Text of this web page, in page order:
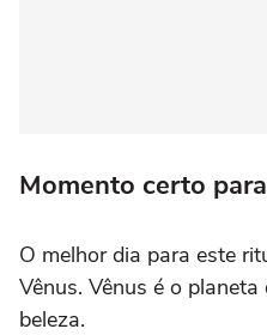
Momento certo
O melhor dia para este
Vênus. Vênus é o
beleza.